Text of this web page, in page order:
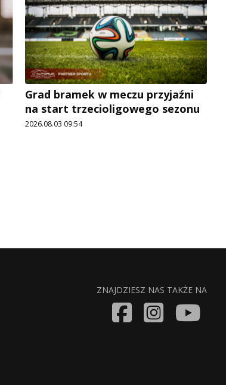
Grad bramek w meczu przyjaźni
na start trzecioligowego sezonu
2026.08.03 09:54
ZNAJDZIESZ NAS TAKŻE NA